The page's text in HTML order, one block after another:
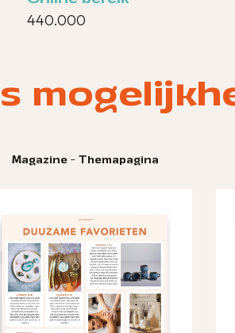
440.000
Magazine - Themapagina